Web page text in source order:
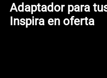
Adaptador para
Inspira en oferta